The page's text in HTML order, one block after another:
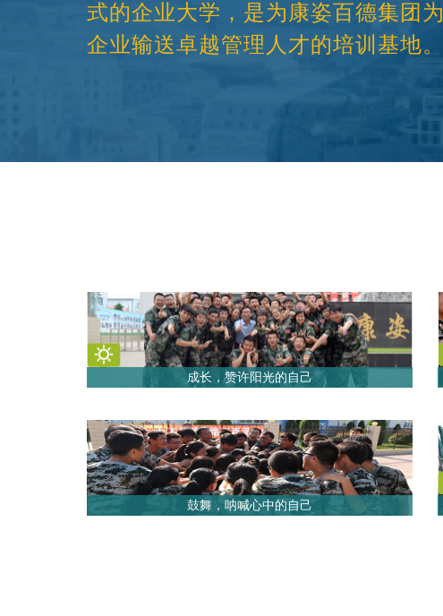
式的企业大学，是为康姿百德集团为
企业输送卓越管理人才的培训基地。
成长，赞许阳光的自己
鼓舞，呐喊心中的自己